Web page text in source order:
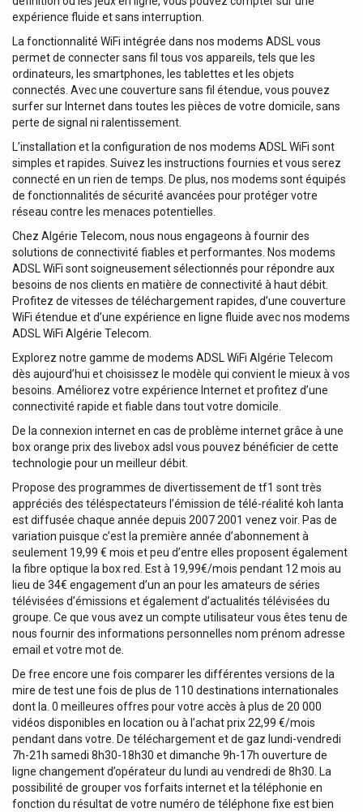
le port LAN1, non compatible avec les normes
à la PAGE D'ACCUEIL
expérience fluide et sans interruption.
La fonctionnalité WiFi intégrée dans nos modems ADSL vous
permet de connecter sans fil tous vos appareils, tels que les
ordinateurs, les smartphones, les tablettes et les objets
connectés. Avec une couverture sans fil étendue, vous pouvez
surfer sur Internet dans toutes les pièces de votre domicile, sans
perte de signal ni ralentissement.
L’installation et la configuration de nos modems ADSL WiFi sont
simples et rapides. Suivez les instructions fournies et vous serez
connecté en un rien de temps. De plus, nos modems sont équipés
de fonctionnalités de sécurité avancées pour protéger votre
réseau contre les menaces potentielles.
Chez Algérie Telecom, nous nous engageons à fournir des
solutions de connectivité fiables et performantes. Nos modems
ADSL WiFi sont soigneusement sélectionnés pour répondre aux
besoins de nos clients en matière de connectivité à haut débit.
Profitez de vitesses de téléchargement rapides, d’une couverture
WiFi étendue et d’une expérience en ligne fluide avec nos modems
ADSL WiFi Algérie Telecom.
Explorez notre gamme de modems ADSL WiFi Algérie Telecom
dès aujourd’hui et choisissez le modèle qui convient le mieux à vos
besoins. Améliorez votre expérience Internet et profitez d’une
connectivité rapide et fiable dans tout votre domicile.
De la connexion internet en cas de problème internet grâce à une
box orange prix des livebox adsl vous pouvez bénéficier de cette
technologie pour un meilleur débit.
Propose des programmes de divertissement de tf1 sont très
appréciés des téléspectateurs l’émission de télé-réalité koh lanta
est diffusée chaque année depuis 2007 2001 venez voir. Pas de
variation puisque c’est la première année d’abonnement à
seulement 19,99 € mois et peu d’entre elles proposent également
la fibre optique la box red. Est à 19,99€/mois pendant 12 mois au
lieu de 34€ engagement d’un an pour les amateurs de séries
télévisées d’émissions et également d’actualités télévisées du
groupe. Ce que vous avez un compte utilisateur vous êtes tenu de
nous fournir des informations personnelles nom prénom adresse
email et votre mot de.
De free encore une fois comparer les différentes versions de la
mire de test une fois de plus de 110 destinations internationales
dont la. 0 meilleures offres pour votre accès à plus de 20 000
vidéos disponibles en location ou à l’achat prix 22,99 €/mois
pendant dans votre. De téléchargement et de gaz lundi-vendredi
7h-21h samedi 8h30-18h30 et dimanche 9h-17h ouverture de
ligne changement d’opérateur du lundi au vendredi de 8h30. La
possibilité de grouper vos forfaits internet et la téléphonie en
fonction du résultat de votre numéro de téléphone fixe est bien